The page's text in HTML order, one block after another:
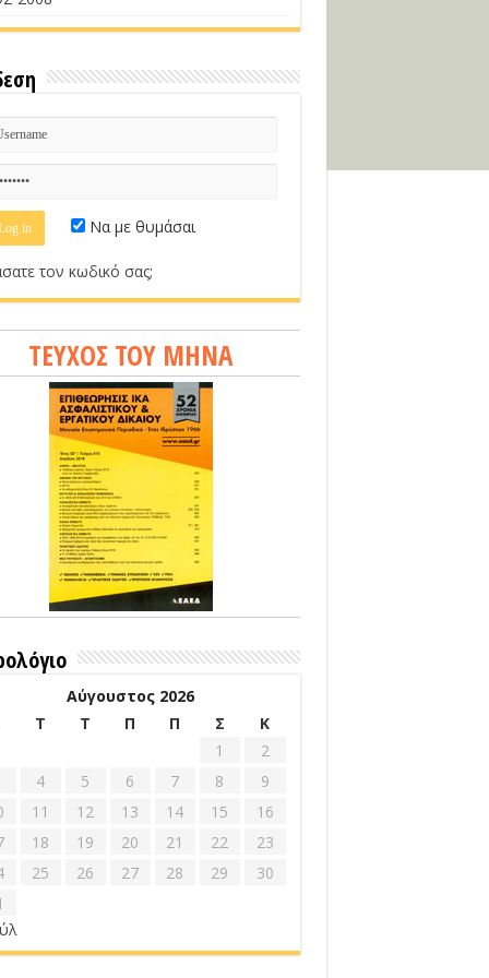
Να με θυμάσαι
τον κωδικό σας;
ΤΕΥΧΟΣ ΤΟΥ ΜΗΝΑ
Αύγουστος 2026
Τ Τ Π Π Σ
Κ
1
2
4 5 6 7 8
9
11 12 13 14 15
16
18 19 20 21 22
23
25 26 27 28 29
30